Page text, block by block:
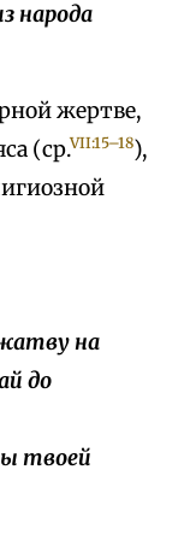
народа
жертве,
(ср.VII:15–18),
на
до
твоей